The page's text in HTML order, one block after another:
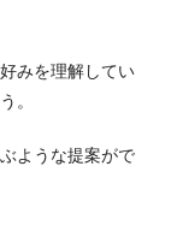
みを理解してい
。
ような提案がで